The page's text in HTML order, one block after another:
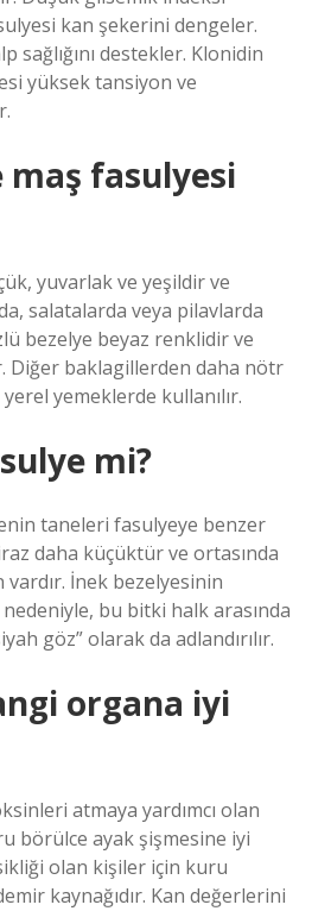
kan şekerini dengeler.
sağlığını destekler. Klonidin
yüksek tansiyon ve
maş fasulyesi
yuvarlak ve yeşildir ve
salatalarda veya pilavlarda
bezelye beyaz renklidir ve
Diğer baklagillerden daha nötr
yemeklerde kullanılır.
mi?
taneleri fasulyeye benzer
daha küçüktür ve ortasında
İnek bezelyesinin
nedeniyle, bu bitki halk arasında
göz” olarak da adlandırılır.
organa iyi
atmaya yardımcı olan
börülce ayak şişmesine iyi
olan kişiler için kuru
kaynağıdır. Kan değerlerini